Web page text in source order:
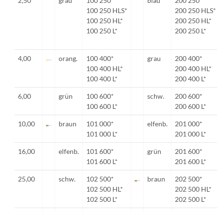
100 250 HLS*
100 250 HL*
100 250 L*
200 250 HLS*
200 250 HL*
200 250 L*
4,00 orang.
100 400*
100 400 HL*
100 400 L*
grau
200 400*
200 400 HL*
200 400 L*
6,00 grün
100 600*
100 600 L*
schw.
200 600*
200 600 L*
10,00 braun
101 000*
101 000 L*
elfenb.
201 000*
201 000 L*
16,00 elfenb.
101 600*
101 600 L*
grün
201 600*
201 600 L*
25,00 schw.
102 500*
102 500 HL*
102 500 L*
braun
202 500*
202 500 HL*
202 500 L*